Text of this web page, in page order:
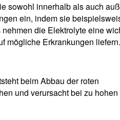
sowohl innerhalb als auch
ein, indem sie
die Elektrolyte eine
mögliche Erkrankungen liefern.
beim Abbau der roten
und verursacht bei zu hohen